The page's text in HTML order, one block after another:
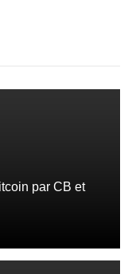
par CB et